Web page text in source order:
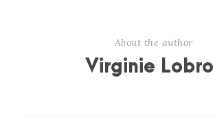
About the author
Virginie